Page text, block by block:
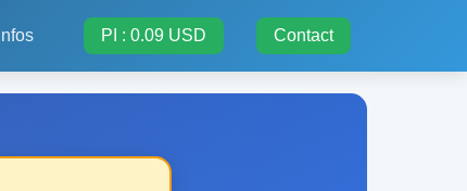
Infos PI : 0.09 USD Contact